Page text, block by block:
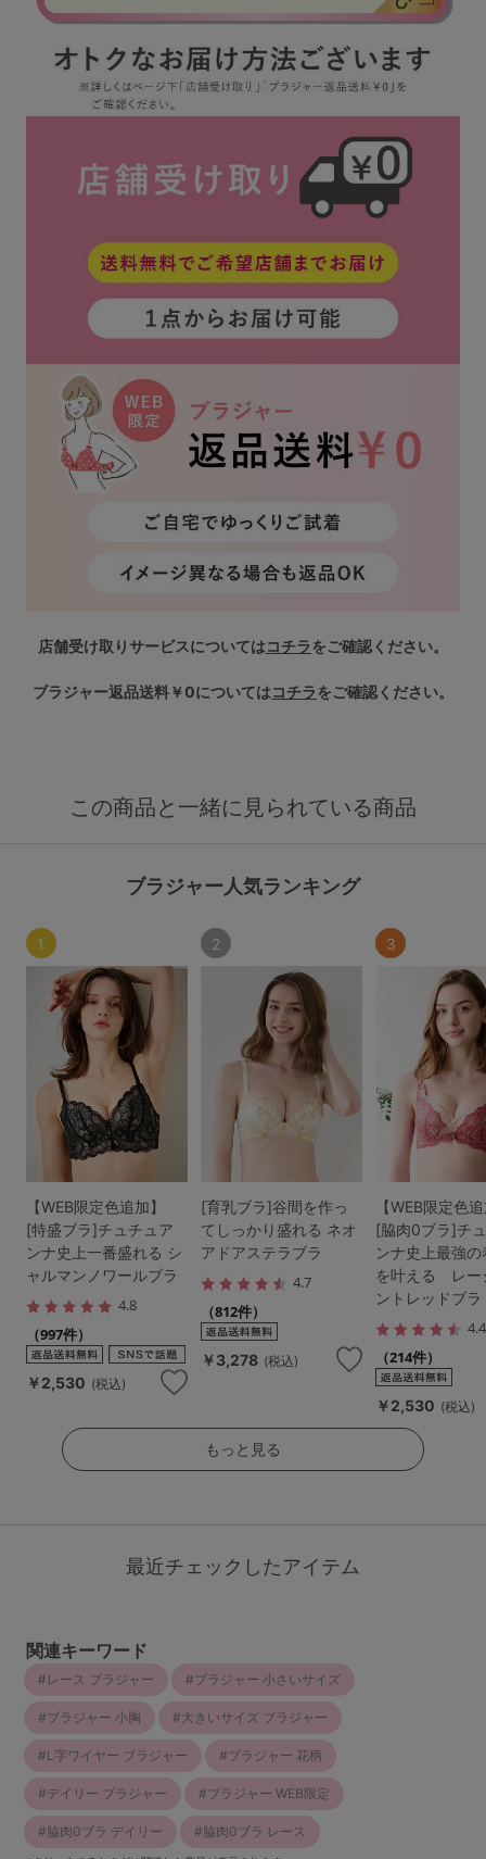
店舗受け取りサービスについてはコチラ をご確認ください。
ブラジャー返品送料￥0についてはコチラ をご確認ください。
この商品と一緒に見られている商品
ブラジャー人気ランキング
1
【WEB限定色追加】
[特盛ブラ]チュチュア
ンナ史上一番盛れる シ
ャルマンノワールブラ
4.8
（997件）
￥2,530 (税込)
2
[育乳ブラ]谷間を作っ
てしっかり盛れる ネオ
アドアステラブラ
4.7
（812件）
￥3,278 (税込)
3
【WEB限定色
[脇肉0ブラ]チ
ンナ史上最強
を叶える レー
ントレッドブラ
4.4
（214件）
￥2,530 (税込)
もっと見る
最近チェックしたアイテム
関連キーワード
レース ブラジャー ブラジャー 小さいサイズ
ブラジャー 小胸 大きいサイズ ブラジャー
L字ワイヤー ブラジャー ブラジャー 花柄
デイリー ブラジャー ブラジャー WEB限定
脇肉0ブラ デイリー 脇肉0ブラ レース